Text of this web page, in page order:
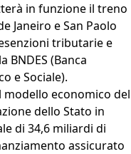
in funzione il treno
Janeiro e San Paolo
tributarie e
(Banca
e Sociale).
economico del
dello Stato in
di 34,6 miliardi di
assicurato